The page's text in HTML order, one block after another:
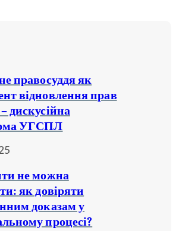
правосуддя як
відновлення прав
дискусійна
УГСПЛ
не можна
як довіряти
доказам у
процесі?